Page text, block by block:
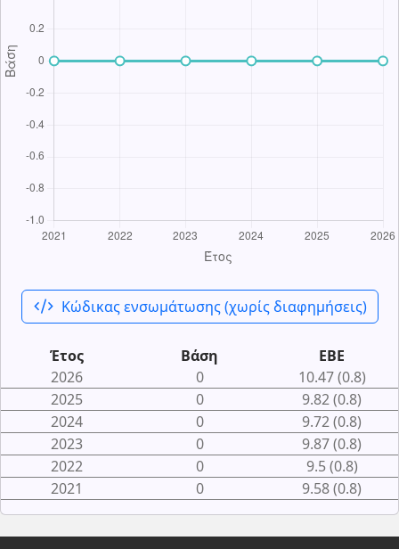
code_xml Κώδικας ενσωμάτωσης (χωρίς διαφημήσεις)
Έτος Βάση
ΕΒΕ
2026
0
10.47 (0.8)
2025
0
9.82 (0.8)
2024
0
9.72 (0.8)
2023
0
9.87 (0.8)
2022
0
9.5 (0.8)
2021
0 9.58 (0.8)